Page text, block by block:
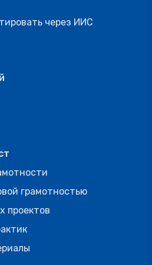
через ИИС
грамотностью
проектов